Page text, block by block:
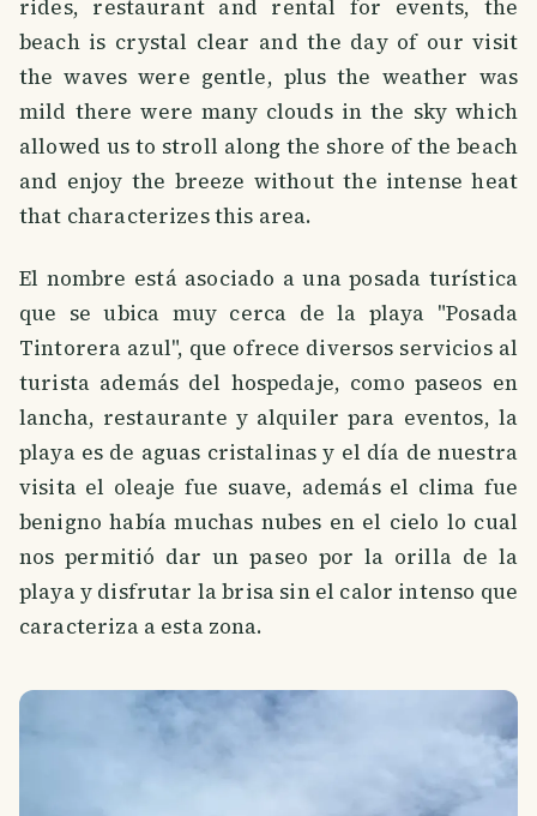
rides, restaurant and rental for events, the
beach is crystal clear and the day of our visit
the waves were gentle, plus the weather was
mild there were many clouds in the sky which
allowed us to stroll along the shore of the beach
and enjoy the breeze without the intense heat
that characterizes this area.
El nombre está asociado a una posada turística
que se ubica muy cerca de la playa "Posada
Tintorera azul", que ofrece diversos servicios al
turista además del hospedaje, como paseos en
lancha, restaurante y alquiler para eventos, la
playa es de aguas cristalinas y el día de nuestra
visita el oleaje fue suave, además el clima fue
benigno había muchas nubes en el cielo lo cual
nos permitió dar un paseo por la orilla de la
playa y disfrutar la brisa sin el calor intenso que
caracteriza a esta zona.